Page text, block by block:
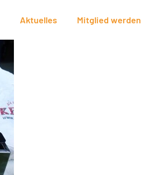
Aktuelles Mitglied werden